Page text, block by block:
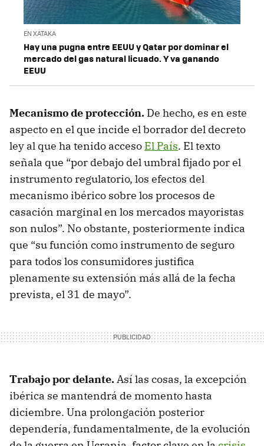
EN XATAKA
Hay una pugna entre EEUU y Qatar por dominar el
mercado del gas natural licuado. Y va ganando
EEUU
Mecanismo de protección. De hecho, es en este
aspecto en el que incide el borrador del decreto
ley al que ha tenido acceso El País. El texto
señala que “por debajo del umbral fijado por el
instrumento regulatorio, los efectos del
mecanismo ibérico sobre los procesos de
casación marginal en los mercados mayoristas
son nulos”. No obstante, posteriormente indica
que “su función como instrumento de seguro
para todos los consumidores justifica
plenamente su extensión más allá de la fecha
prevista, el 31 de mayo”.
Trabajo por delante.Así las cosas, la excepción
ibérica se mantendrá de momento hasta
diciembre. Una prolongación posterior
dependería, fundamentalmente, de la evolución